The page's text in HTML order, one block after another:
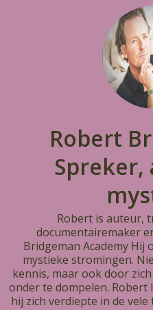
Robert
Spreker,
Robert is auteur,
documentairemaker
Bridgeman Academy
mystieke stromingen.
kennis, maar ook door
onder te dompelen. Robert
hij zich verdiepte in de